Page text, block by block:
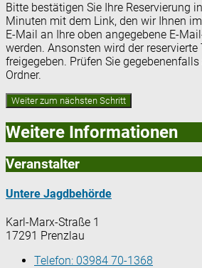
Bitte bestätigen Sie Ihre Reservierung
Minuten mit dem Link, den wir Ihnen
E-Mail an Ihre oben angegebene E-
werden. Ansonsten wird der reservierte
freigegeben. Prüfen Sie
Ordner.
Weitere Informationen
Veranstalter
Untere Jagdbehörde
Karl-Marx-Straße 1
17291 Prenzlau
Telefon: 03984 70-1368